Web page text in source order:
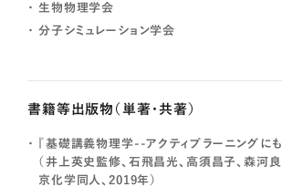
生物物理学会
分子シミュレーション学会
書籍等出版物（単著・共著）
『基礎講義物理学--アクティブラーニングにも
（井上英史監修、石飛昌光、高須昌子、森河
京化学同人、2019年）